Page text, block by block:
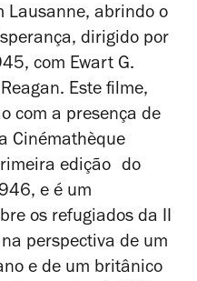
Lausanne, abrindo o
, dirigido por
com Ewart G.
Este filme,
com a presença de
Cinémathèque
edição do
e é um
os refugiados da II
perspectiva de um
e de um britânico